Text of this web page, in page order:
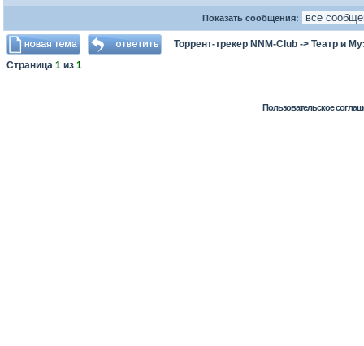
Показать сообщения:
Торрент-трекер NNM-Club -> Театр и
Страница 1 из 1
Пользовательское